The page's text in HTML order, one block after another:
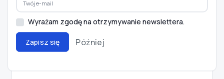
zamienniki wahaczy do wielu modeli samochodów.
Wszystkie wahacze dostępne w sklepie
motoryzacyjnym e-autoparts.pl spełniają surowe
normy bezpieczeństwa i wykonane są z materiałów
wysokiej jakości. Masz problem z dobraniem wahacza
Wyrażam zgodę na otrzymywanie newslettera.
Zapisz się Później